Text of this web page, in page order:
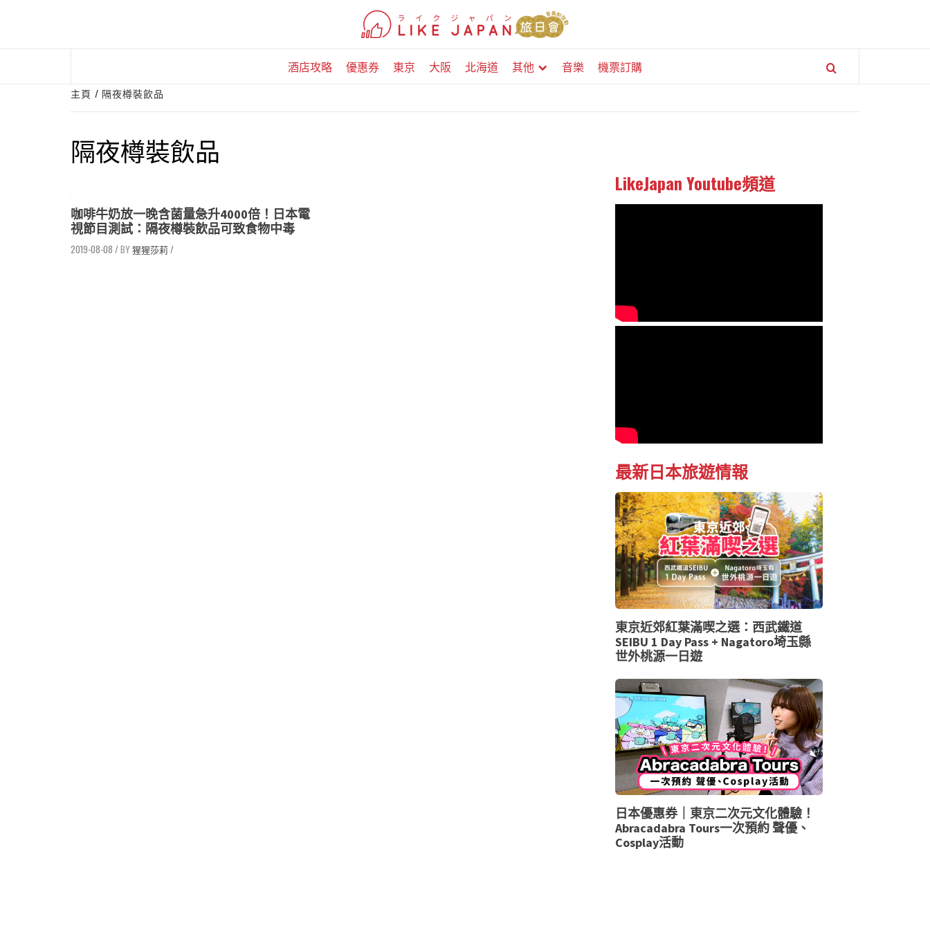
酒店攻略 優惠券 東京 大阪 北海道 其他 音樂 機票訂購
主頁 隔夜樽裝飲品
隔夜樽裝飲品
咖啡牛奶放一晚含菌量急升4000倍！日本電
視節目測試：隔夜樽裝飲品可致食物中毒
2019-08-08 / 猩猩莎莉/
LikeJapan Youtube頻道
最新日本旅遊情報
東京近郊紅葉滿喫之選：西武鐵道
SEIBU 1 Day Pass + Nagatoro埼玉縣
世外桃源一日遊
日本優惠券｜東京二次元文化體驗！
Abracadabra Tours一次預約 聲優、
Cosplay活動